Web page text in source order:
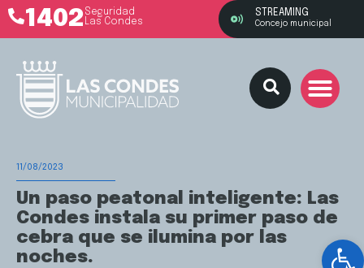
1402 Seguridad
Las Condes
STREAMING
Concejo municipal
11/08/2023
Un paso peatonal inteligente: Las
Condes instala su primer paso de
cebra que se ilumina por las
noches.